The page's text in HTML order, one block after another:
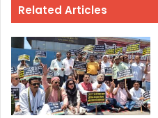
Related Articles